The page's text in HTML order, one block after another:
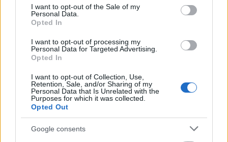
consent section.
I want to opt-out of the Sale of my
Personal Data.
Opted In
I want to opt-out of processing my
Personal Data for Targeted Advertising.
Opted In
I want to opt-out of Collection, Use,
Retention, Sale, and/or Sharing of my
Personal Data that Is Unrelated with the
Purposes for which it was collected.
Opted Out
Google consents
Μάθε πρώτος όλες τις σημαντικές
ειδήσεις.
αναζήτησης της Google
Δημοφιλείς Ειδήσεις